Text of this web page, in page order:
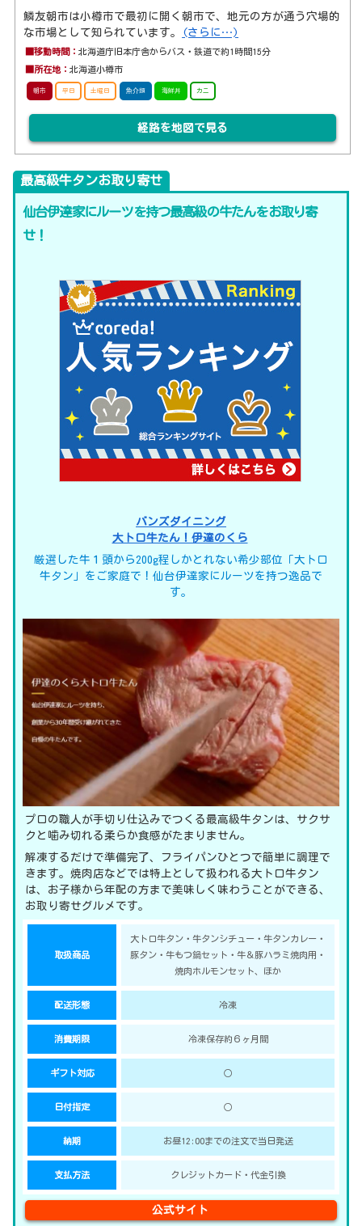
鱗友朝市は小樽市で最初に開く朝市で、地元の方が通う穴場的
な市場として知られています。
(さらに…)
■移動時間：北海道庁旧本庁舎からバス・鉄道で約1時間15分
■所在地：北海道小樽市
朝市 平日 土曜日 魚介類 海鮮丼 カニ
経路を地図で見る
最高級牛タンお取り寄せ
仙台伊達家にルーツを持つ最高級の牛たんをお取り寄
せ！
バンズダイニング
大トロ牛たん！伊達のくら
厳選した牛１頭から200g程しかとれない希少部位「大トロ
牛タン」をご家庭で！仙台伊達家にルーツを持つ逸品で
す。
プロの職人が手切り仕込みでつくる最高級牛タンは、サクサ
クと噛み切れる柔らか食感がたまりません。
解凍するだけで準備完了、フライパンひとつで簡単に調理で
きます。焼肉店などでは特上として扱われる大トロ牛タン
は、お子様から年配の方まで美味しく味わうことができる、
お取り寄せグルメです。
取扱商品
大トロ牛タン・牛タンシチュー・牛タンカレー・
豚タン・牛もつ鍋セット・牛＆豚ハラミ焼肉用・
焼肉ホルモンセット、ほか
配送形態 冷凍
消費期限 冷凍保存約６ヶ月間
ギフト対応 ○
日付指定 ○
納期 お昼12:00までの注文で当日発送
支払方法 クレジットカード・代金引換
公式サイト